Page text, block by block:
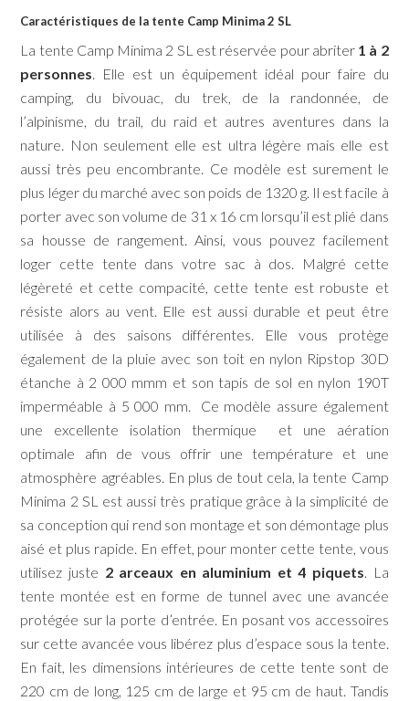
Caractéristiques de la tente Camp Minima 2 SL
La tente Camp Minima 2 SL est réservée pour abriter 1 à 2
personnes. Elle est un équipement idéal pour faire du
camping, du bivouac, du trek, de la randonnée, de
l’alpinisme, du trail, du raid et autres aventures dans la
nature. Non seulement elle est ultra légère mais elle est
aussi très peu encombrante. Ce modèle est surement le
plus léger du marché avec son poids de 1320 g. Il est facile à
porter avec son volume de 31 x 16 cm lorsqu’il est plié dans
sa housse de rangement. Ainsi, vous pouvez facilement
loger cette tente dans votre sac à dos. Malgré cette
légèreté et cette compacité, cette tente est robuste et
résiste alors au vent. Elle est aussi durable et peut être
utilisée à des saisons différentes. Elle vous protège
également de la pluie avec son toit en nylon Ripstop 30D
étanche à 2 000 mmm et son tapis de sol en nylon 190T
imperméable à 5 000 mm. Ce modèle assure également
une excellente isolation thermique et une aération
optimale afin de vous offrir une température et une
atmosphère agréables. En plus de tout cela, la tente Camp
Minima 2 SL est aussi très pratique grâce à la simplicité de
sa conception qui rend son montage et son démontage plus
aisé et plus rapide. En effet, pour monter cette tente, vous
utilisez juste 2 arceaux en aluminium et 4 piquets. La
tente montée est en forme de tunnel avec une avancée
protégée sur la porte d’entrée. En posant vos accessoires
sur cette avancée vous libérez plus d’espace sous la tente.
En fait, les dimensions intérieures de cette tente sont de
220 cm de long, 125 cm de large et 95 cm de haut. Tandis